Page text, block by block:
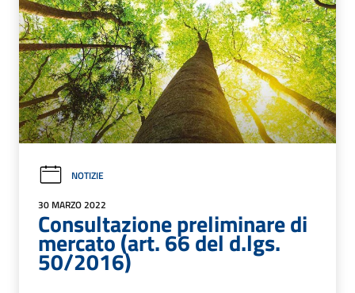
NOTIZIE
30 MARZO 2022
Consultazione preliminare di
mercato (art. 66 del d.lgs.
50/2016)